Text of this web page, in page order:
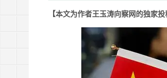
【本文为作者王玉涛向察网的独家投